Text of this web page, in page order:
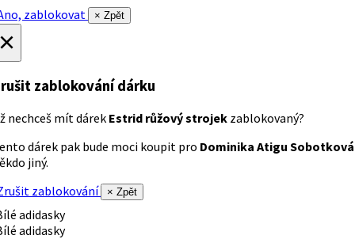
zablokovat
× Zpět
zablokování dárku
nechceš mít dárek Estrid růžový strojek zablokovaný?
dárek pak bude moci koupit pro Dominika Atigu Sobotková
jiný.
zablokování
× Zpět